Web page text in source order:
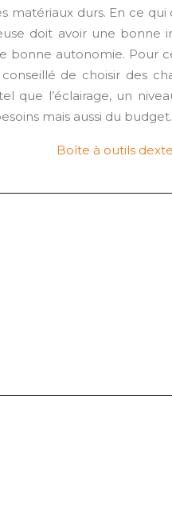
durs. En ce
doit avoir une bonne
bonne autonomie.
de choisir des
que l’éclairage, un
mais aussi du budget.
Boîte à outils